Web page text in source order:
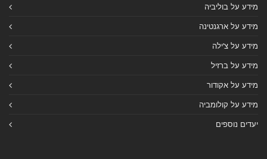
מידע על בוליביה
מידע על ארגנטינה
מידע על צ'ילה
מידע על ברזיל
מידע על אקודור
מידע על קולומביה
יעדים נוספים